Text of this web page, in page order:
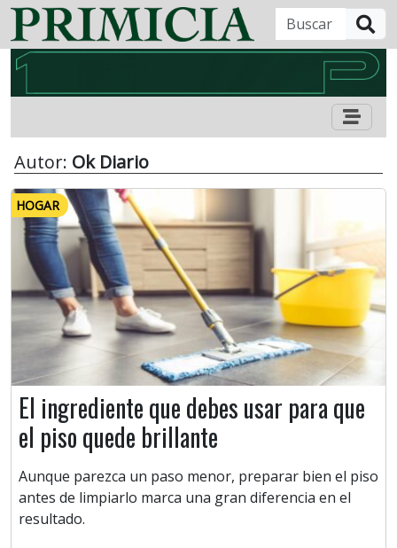
Autor: Ok Diario
HOGAR
El ingrediente que debes usar para que
el piso quede brillante
Aunque parezca un paso menor, preparar bien el piso
antes de limpiarlo marca una gran diferencia en el
resultado.